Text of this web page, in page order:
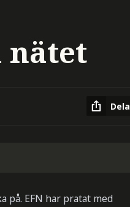
nätet
Dela
på. EFN har pratat med